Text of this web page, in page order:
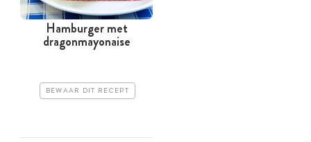
Hamburger met
dragonmayonaise
BEWAAR DIT RECEPT